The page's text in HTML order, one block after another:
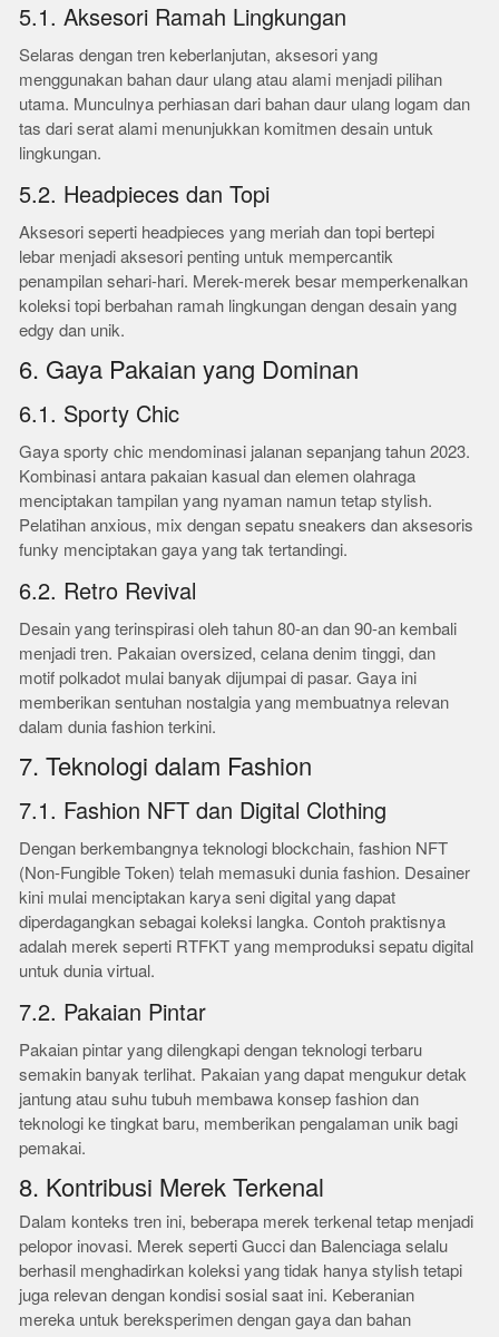
5.1. Aksesori Ramah Lingkungan
Selaras dengan tren keberlanjutan, aksesori yang
menggunakan bahan daur ulang atau alami menjadi pilihan
utama. Munculnya perhiasan dari bahan daur ulang logam dan
tas dari serat alami menunjukkan komitmen desain untuk
lingkungan.
5.2. Headpieces dan Topi
Aksesori seperti headpieces yang meriah dan topi bertepi
lebar menjadi aksesori penting untuk mempercantik
penampilan sehari-hari. Merek-merek besar memperkenalkan
koleksi topi berbahan ramah lingkungan dengan desain yang
edgy dan unik.
6. Gaya Pakaian yang Dominan
6.1. Sporty Chic
Gaya sporty chic mendominasi jalanan sepanjang tahun 2023.
Kombinasi antara pakaian kasual dan elemen olahraga
menciptakan tampilan yang nyaman namun tetap stylish.
Pelatihan anxious, mix dengan sepatu sneakers dan aksesoris
funky menciptakan gaya yang tak tertandingi.
6.2. Retro Revival
Desain yang terinspirasi oleh tahun 80-an dan 90-an kembali
menjadi tren. Pakaian oversized, celana denim tinggi, dan
motif polkadot mulai banyak dijumpai di pasar. Gaya ini
memberikan sentuhan nostalgia yang membuatnya relevan
dalam dunia fashion terkini.
7. Teknologi dalam Fashion
7.1. Fashion NFT dan Digital Clothing
Dengan berkembangnya teknologi blockchain, fashion NFT
(Non-Fungible Token) telah memasuki dunia fashion. Desainer
kini mulai menciptakan karya seni digital yang dapat
diperdagangkan sebagai koleksi langka. Contoh praktisnya
adalah merek seperti RTFKT yang memproduksi sepatu digital
untuk dunia virtual.
7.2. Pakaian Pintar
Pakaian pintar yang dilengkapi dengan teknologi terbaru
semakin banyak terlihat. Pakaian yang dapat mengukur detak
jantung atau suhu tubuh membawa konsep fashion dan
teknologi ke tingkat baru, memberikan pengalaman unik bagi
pemakai.
8. Kontribusi Merek Terkenal
Dalam konteks tren ini, beberapa merek terkenal tetap menjadi
pelopor inovasi. Merek seperti Gucci dan Balenciaga selalu
berhasil menghadirkan koleksi yang tidak hanya stylish tetapi
juga relevan dengan kondisi sosial saat ini. Keberanian
mereka untuk bereksperimen dengan gaya dan bahan